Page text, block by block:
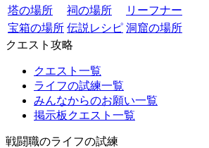
塔の場所 祠の場所
リーフナー
宝箱の場所 伝説レシピ 洞窟の場所
クエスト攻略
クエスト一覧
ライフの試練一覧
みんなからのお願い一覧
掲示板クエスト一覧
戦闘職のライフの試練